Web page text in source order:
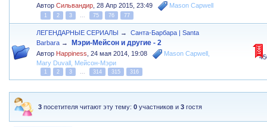
АвторСильвандир ,28 Апр 2015, 23:49 Mason Capwell
1 2 3 ... 75 76 77
ЛЕГЕНДАРНЫЕ СЕРИАЛЫ →
Санта-Барбара | Santa
Barbara → Мэри-Мейсон и другие - 2
Автор Happiness ,24 мая 2014, 19:08 Mason Capwell
Mary Duvall , Мейсон-Мэри
1 2 3 ... 314 315 316
3 посетителя читают эту тему:0 участников и3 гостя